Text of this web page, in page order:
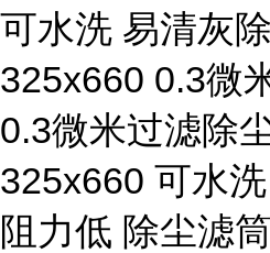
可水洗 易清灰
325x660 0.3微
0.3微米过滤除
325x660 可水
阻力低 除尘滤